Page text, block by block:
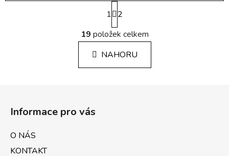
O
v
l
á
d
S
t
r
á
n
k
1
2
19 položek celkem
NAHORU
Informace pro vás
O NÁS
KONTAKT